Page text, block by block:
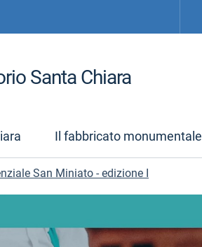
Santa Chiara
Il fabbricato monumentale
San Miniato - edizione I